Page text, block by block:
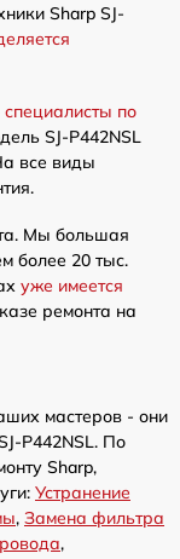
Sharp SJ-
специалисты по
SJ-P442NSL
все виды
Мы большая
более 20 тыс.
уже имеется
ремонта на
мастеров - они
P442NSL. По
Sharp,
Устранение
, Замена фильтра
,